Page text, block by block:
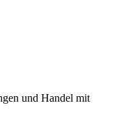
und Handel mit